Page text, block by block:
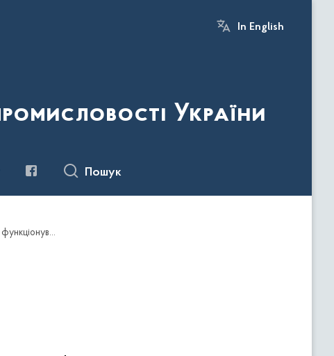
In English
України
Пошук
Програма здійснення позапланового внутрішнього аудиту діяльності Мінстратегпрому з питання створення та функціонування електронного реєстру учасників відбору та виконавців державних контрактів (договорів)